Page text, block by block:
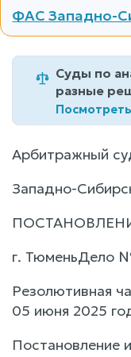
ФАС Западно-
Суды по
разные
Арбитражный
Западно-
г. ТюменьДело
Резолютивная
05 июня 2025
Постановление